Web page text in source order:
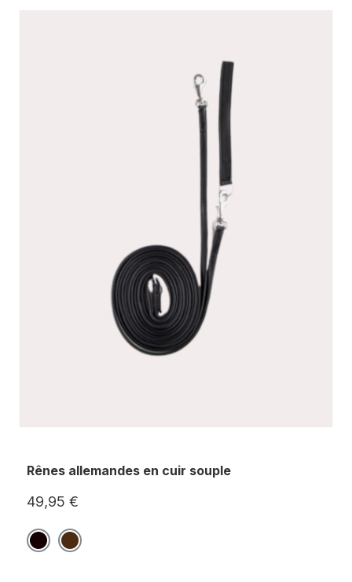
Rênes allemandes en cuir souple
49,95 €